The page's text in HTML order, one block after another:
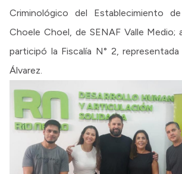
Criminológico del Establecimiento
Choele Choel, de SENAF Valle Medio;
participó la Fiscalía N° 2,
Álvarez.